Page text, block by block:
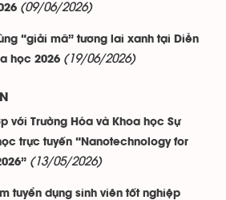
(09/06/2026)
“giải mã” tương lai xanh tại Diễn
học 2026 (19/06/2026)
với Trường Hóa và Khoa học Sự
trực tuyến “Nanotechnology for
(13/05/2026)
tuyển dụng sinh viên tốt nghiệp